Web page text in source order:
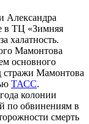
Александра
в ТЦ «Зимняя
халатность.
Мамонтова
основного
стражи Мамонтова
ТАСС.
колонии
по обвинениям в
смерть